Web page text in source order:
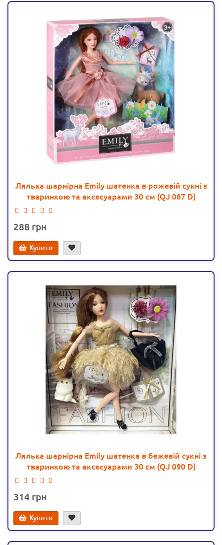
Лялька шарнірна Emily шатенка в рожевій сукні з
тваринкою та аксесуарами 30 см (QJ 087 D)
288
Купити
Лялька шарнірна Emily шатенка в бежевій сукні з
тваринкою та аксесуарами 30 см (QJ 090 D)
314
Купити